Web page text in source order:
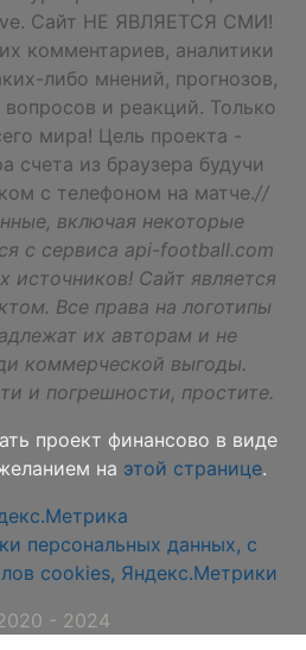
Сайт НЕ ЯВЛЯЕТСЯ СМИ!
комментариев, аналитики
либо мнений, прогнозов,
и реакций. Только
мира! Цель проекта -
счета из браузера будучи
с телефоном на матче.//
включая некоторые
с сервиса api-football.com
источников! Сайт является
Все права на логотипы
их авторам и не
коммерческой выгоды.
и погрешности, простите.
проект финансово в виде
на этой странице.
персональных данных, с
cookies, Яндекс.Метрики
- 2024